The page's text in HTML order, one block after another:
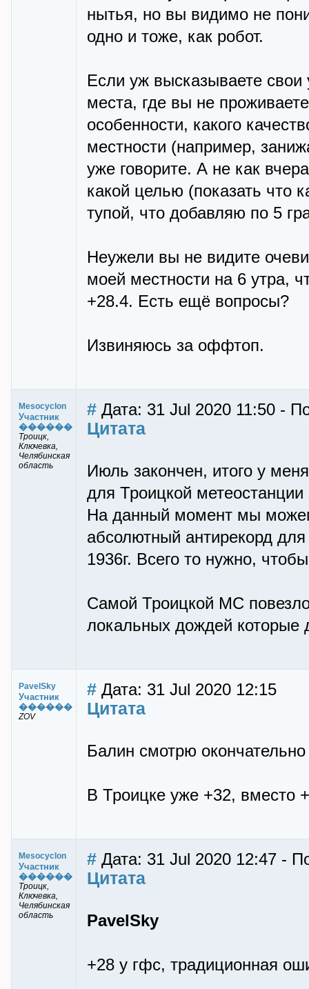
нытья, но вы видимо не
одно и тоже, как робот.
Если уж высказываете свои
места, где вы не
особенности, какого
местности (например,
уже говорите. А не как
какой целью (показать что
тупой, что добавляю по 5
Неужели вы не видите
моей местности на 6 утра,
+28.4. Есть ещё вопросы?
Извиняюсь за оффтоп.
Mesocyclon
Участник
������
Троицк,
Ключевка,
Челябинская
область
# Дата: 31 Jul 2020 11:50 -
Цитата
Июль закончен, итого у
для Троицкой
На данный момент мы
абсолютный антирекорд
1936г. Всего то нужно,
Самой Троицкой МС
локальных дождей которые
PavelSky
Участник
������
ZOV
# Дата: 31 Jul 2020 12:15
Цитата
Балин смотрю
В Троицке уже +32, вместо
Mesocyclon
Участник
������
Троицк,
Ключевка,
Челябинская
область
# Дата: 31 Jul 2020 12:47 -
Цитата
PavelSky
+28 у гфс, традиционная